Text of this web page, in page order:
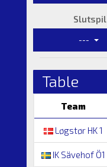
Slutspil
---
Table
Team
Løgstør HK 1
IK Sävehof Ö1